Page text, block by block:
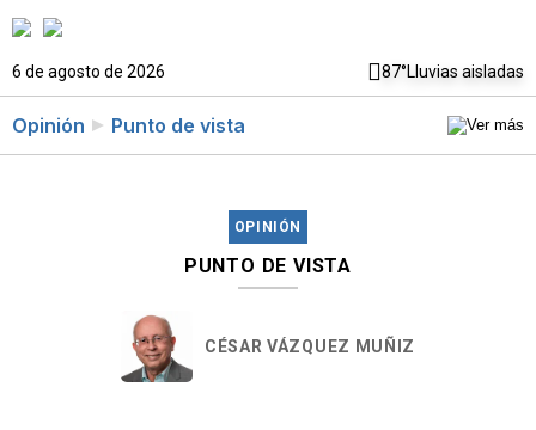
6 de agosto de 2026 87°Lluvias aisladas
Opinión Punto de vista
OPINIÓN
PUNTO DE VISTA
CÉSAR VÁZQUEZ MUÑIZ